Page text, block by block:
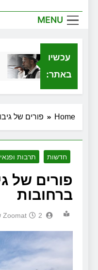
שירותי
זכויות
MENU
עכשיו
באתר:
בגירושין
Home פורים של
חדשות תרבות ופנאי
פורים של
ברחובות
Zoomat 2 שנים Ago